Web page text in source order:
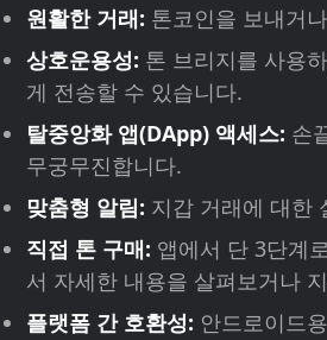
원활한 거래: 톤코인을 보내거
상호운용성: 톤 브리지를 사용
게 전송할 수 있습니다.
탈중앙화 앱(DApp) 액세스: 손
무궁무진합니다.
맞춤형 알림: 지갑 거래에 대한
직접 톤 구매: 앱에서 단 3단계
서 자세한 내용을 살펴보거나
플랫폼 간 호환성: 안드로이드